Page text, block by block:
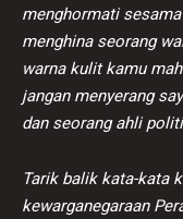
menghormati
menghina seorang
warna kulit kamu
jangan menyerang
dan seorang ahli
Tarik balik kata-kata
kewarganegaraan